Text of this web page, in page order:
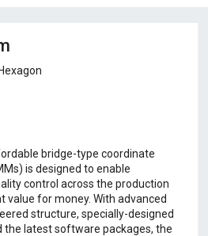
bridge-type coordinate
is designed to enable
control across the production
value for money. With advanced
structure, specially-designed
the latest software packages, the